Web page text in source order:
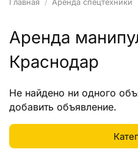
Главная Аренда спецтехники
Аренда
Краснодар
Не найдено ни одного
добавить объявление.